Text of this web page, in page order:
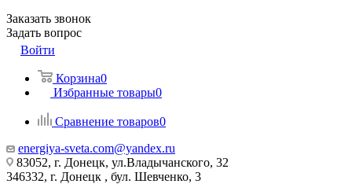
Заказать звонок
Задать вопрос
Войти
Корзина0
Избранные товары0
Сравнение товаров0
energiya-sveta.com@yandex.ru
83052, г. Донецк, ул.Владычанского, 32
346332, г. Донецк , бул. Шевченко, 3